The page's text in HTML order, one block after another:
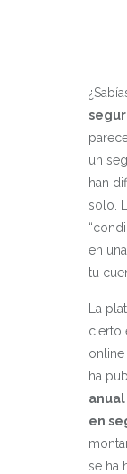
un
han
solo.
en
tu
La
cierto
online
ha
en
se ha